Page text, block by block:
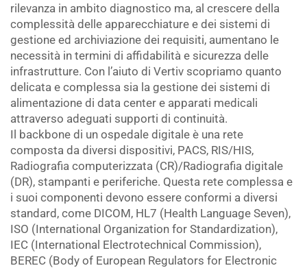
rilevanza in ambito diagnostico ma, al crescere della
complessità delle apparecchiature e dei sistemi di
gestione ed archiviazione dei requisiti, aumentano le
necessità in termini di affidabilità e sicurezza delle
infrastrutture. Con l’aiuto di Vertiv scopriamo quanto
delicata e complessa sia la gestione dei sistemi di
alimentazione di data center e apparati medicali
attraverso adeguati supporti di continuità.
Il backbone di un ospedale digitale è una rete
composta da diversi dispositivi, PACS, RIS/HIS,
Radiografia computerizzata (CR)/Radiografia digitale
(DR), stampanti e periferiche. Questa rete complessa e
i suoi componenti devono essere conformi a diversi
standard, come DICOM, HL7 (Health Language Seven),
ISO (International Organization for Standardization),
IEC (International Electrotechnical Commission),
BEREC (Body of European Regulators for Electronic